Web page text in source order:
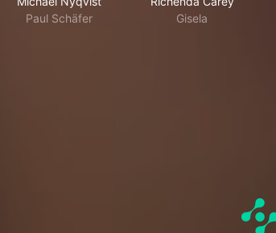
Paul Schäfer
Gisela